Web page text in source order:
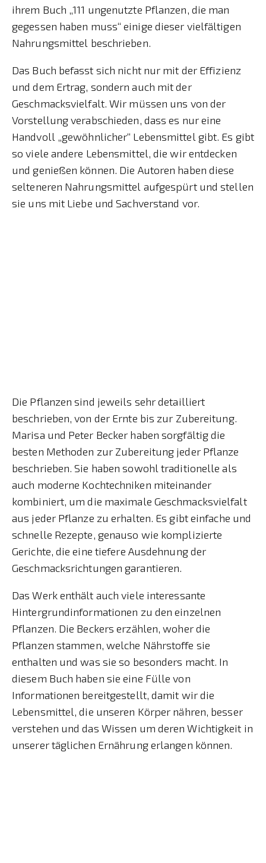
ihrem Buch „111 ungenutzte Pflanzen, die man
gegessen haben muss“ einige dieser vielfältigen
Nahrungsmittel beschrieben.
Das Buch befasst sich nicht nur mit der Effizienz
und dem Ertrag, sondern auch mit der
Geschmacksvielfalt. Wir müssen uns von der
Vorstellung verabschieden, dass es nur eine
Handvoll „gewöhnlicher“ Lebensmittel gibt. Es gibt
so viele andere Lebensmittel, die wir entdecken
und genießen können. Die Autoren haben diese
selteneren Nahrungsmittel aufgespürt und stellen
sie uns mit Liebe und Sachverstand vor.
Die Pflanzen sind jeweils sehr detailliert
beschrieben, von der Ernte bis zur Zubereitung.
Marisa und Peter Becker haben sorgfältig die
besten Methoden zur Zubereitung jeder Pflanze
beschrieben. Sie haben sowohl traditionelle als
auch moderne Kochtechniken miteinander
kombiniert, um die maximale Geschmacksvielfalt
aus jeder Pflanze zu erhalten. Es gibt einfache und
schnelle Rezepte, genauso wie komplizierte
Gerichte, die eine tiefere Ausdehnung der
Geschmacksrichtungen garantieren.
Das Werk enthält auch viele interessante
Hintergrundinformationen zu den einzelnen
Pflanzen. Die Beckers erzählen, woher die
Pflanzen stammen, welche Nährstoffe sie
enthalten und was sie so besonders macht. In
diesem Buch haben sie eine Fülle von
Informationen bereitgestellt, damit wir die
Lebensmittel, die unseren Körper nähren, besser
verstehen und das Wissen um deren Wichtigkeit in
unserer täglichen Ernährung erlangen können.